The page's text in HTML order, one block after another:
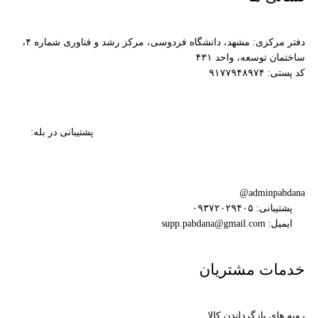
دفتر مرکزی: مشهد، دانشگاه فردوسی، مرکز رشد و فناوری شماره ۴،
ساختمان توسعه، واحد ۴۳۱
کد پستی: ۹۱۷۷۹۴۸۹۷۴
پشتیبانی در بله:
adminpabdana@
پشتیبانی: ۰۹۳۷۲۰۲۹۴۰۵
ایمیل: supp.pabdana@gmail.com
خدمات مشتریان
رویه های بازگرداندن کالا